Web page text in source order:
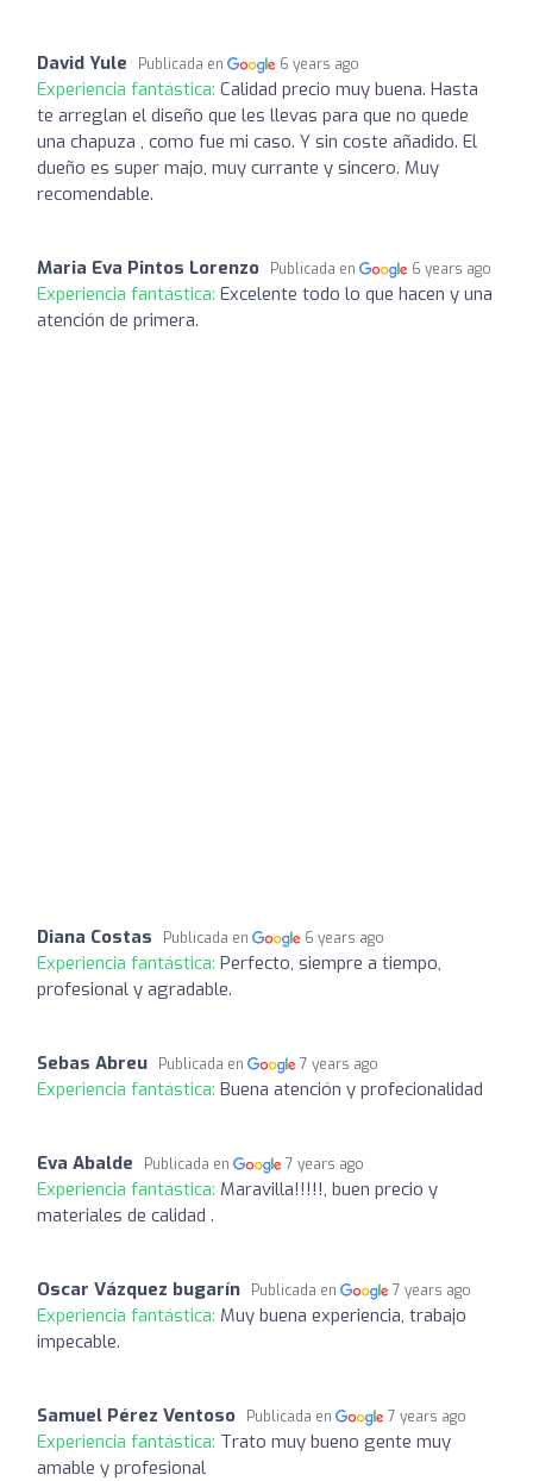
David Yule Publicada en 6 years ago
Experiencia fantástica: Calidad precio muy buena. Hasta
te arreglan el diseño que les llevas para que no quede
una chapuza , como fue mi caso. Y sin coste añadido. El
dueño es super majo, muy currante y sincero. Muy
recomendable.
Maria Eva Pintos Lorenzo Publicada en 6 years ago
Experiencia fantástica: Excelente todo lo que hacen y una
atención de primera.
Diana Costas Publicada en 6 years ago
Experiencia fantástica: Perfecto, siempre a tiempo,
profesional y agradable.
Sebas Abreu Publicada en 7 years ago
Experiencia fantástica: Buena atención y profecionalidad
Eva Abalde Publicada en 7 years ago
Experiencia fantástica: Maravilla!!!!!, buen precio y
materiales de calidad .
Oscar Vázquez bugarín Publicada en 7 years ago
Experiencia fantástica: Muy buena experiencia, trabajo
impecable.
Samuel Pérez Ventoso Publicada en 7 years ago
Experiencia fantástica: Trato muy bueno gente muy
amable y profesional